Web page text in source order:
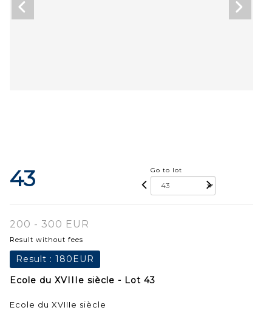
43 Go to lot
200 - 300 EUR
Result without fees
Result : 180EUR
Ecole du XVIIIe siècle - Lot 43
Ecole du XVIIIe siècle